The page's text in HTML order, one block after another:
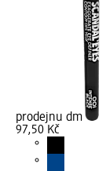
prodejnu dm
97,50 Kč